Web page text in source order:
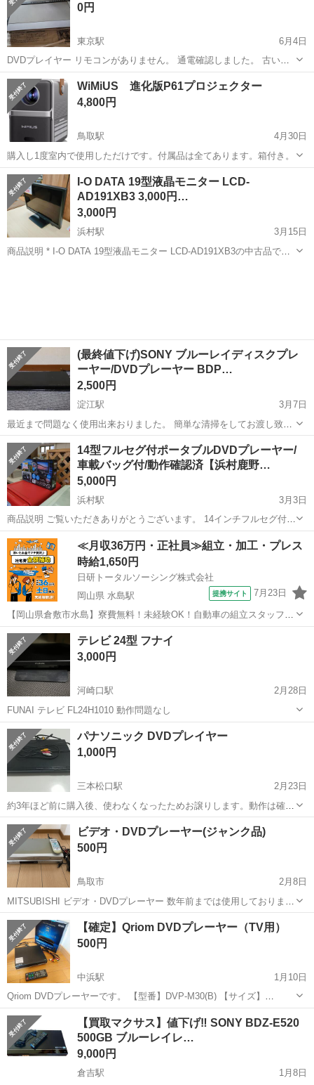
プレイヤー
0円
東京駅
6月4日
DVDプレイヤー リモコンがありません。 通電確認しました。 古いで
す。
鳥取 倉吉市 東京駅 映像プレーヤー、レコーダー
プレイヤー
WiMiUS 進化版P61プロジェクター
4,800円
鳥取駅
4月30日
購入し1度室内で使用しただけです。付属品は全てあります。箱付き。
鳥取 鳥取市 映像プレーヤー、レコーダー
WiMiUS
I-O DATA 19型液晶モニター LCD-
AD191XB3 3,000円…
3,000円
浜村駅
3月15日
商品説明 * I-O DATA 19型液晶モニター LCD-AD191XB3の中古品で
(最終値下げ)SONY ブルーレイディスクプレ
ーヤー/DVDプレーヤー BDP…
2,500円
淀江駅
3月7日
最近まで問題なく使用出来おりました。 簡単な清掃をしてお渡し致し
ます。 日時が合えば持っていくことも可能です！ 松江あたりでも大丈
夫です！
鳥取 米子市 淀江駅 映像プレーヤー、レコーダー
SONY
14型フルセグ付ポータブルDVDプレーヤー/
車載バッグ付/動作確認済【浜村鹿野…
5,000円
浜村駅
3月3日
商品説明 ご覧いただきありがとうございます。 14インチフルセグ付ポ
ータブルDVDプレーヤーを出品します。 【メーカー・型番】 * カイホ
ウ KH-FDD1401 【状態】 * 動作確認済み、問題なく使用...
鳥取 鳥取市 浜村駅 映像プレーヤー、レコーダー
フルセグ
≪月収36万円・正社員≫組立・加工・プレス
時給1,650円
日研トータルソーシング株式会社
岡山県 水島駅
提携サイト 7月23日
【岡山県倉敷市水島】寮費無料！未経験OK！自動車の組立スタッフ
《お仕事No.NS0089》 お仕事について 車の組立作業です。専用レール
に乗って流れてくる車の骨組みに、車内外の各部品・ハンドル・足回
り・ドア・シートなどの各...
岡山 倉敷市 水島駅 その他
テレビ 24型 フナイ
3,000円
河崎口駅
2月28日
FUNAI テレビ FL24H1010 動作問題なし
鳥取 米子市 河崎口駅 映像プレーヤー、レコーダー
FUNAI
パナソニック DVDプレイヤー
1,000円
三本松口駅
2月23日
約3年ほど前に購入後、使わなくなったためお譲りします。動作は確認
済です。 ご不明点あれば、お気軽にお声掛けください。
鳥取 米子市 三本松口駅 映像プレーヤー、レコーダー
プレイヤー
ビデオ・DVDプレーヤー(ジャンク品)
500円
鳥取市
2月8日
MITSUBISHI ビデオ・DVDプレーヤー 数年前までは使用しておりまし
たが、その後押し入れで保管していた為、現在動作未確認です。 ジャ
ンク品や部品取りとしてお使いください。 自宅付近まで取りに来てい
ただける方、...
鳥取 鳥取市 映像プレーヤー、レコーダー ジャンク品
【確定】Qriom DVDプレーヤー（TV用）
500円
中浜駅
1月10日
Qriom DVDプレーヤーです。 【型番】DVP-M30(B) 【サイズ】
W255×D200×H50 【状態】本体は特に問題なく作動します。箱に若干
イタミありです。 【付属品】リモコン（単4電池付き）AVケーブル
（約1m）...
鳥取 中浜駅 映像プレーヤー、レコーダー
Qriom
【買取マクサス】値下げ‼ SONY BDZ-E520
500GB ブルーレイレ…
9,000円
倉吉駅 1月8日